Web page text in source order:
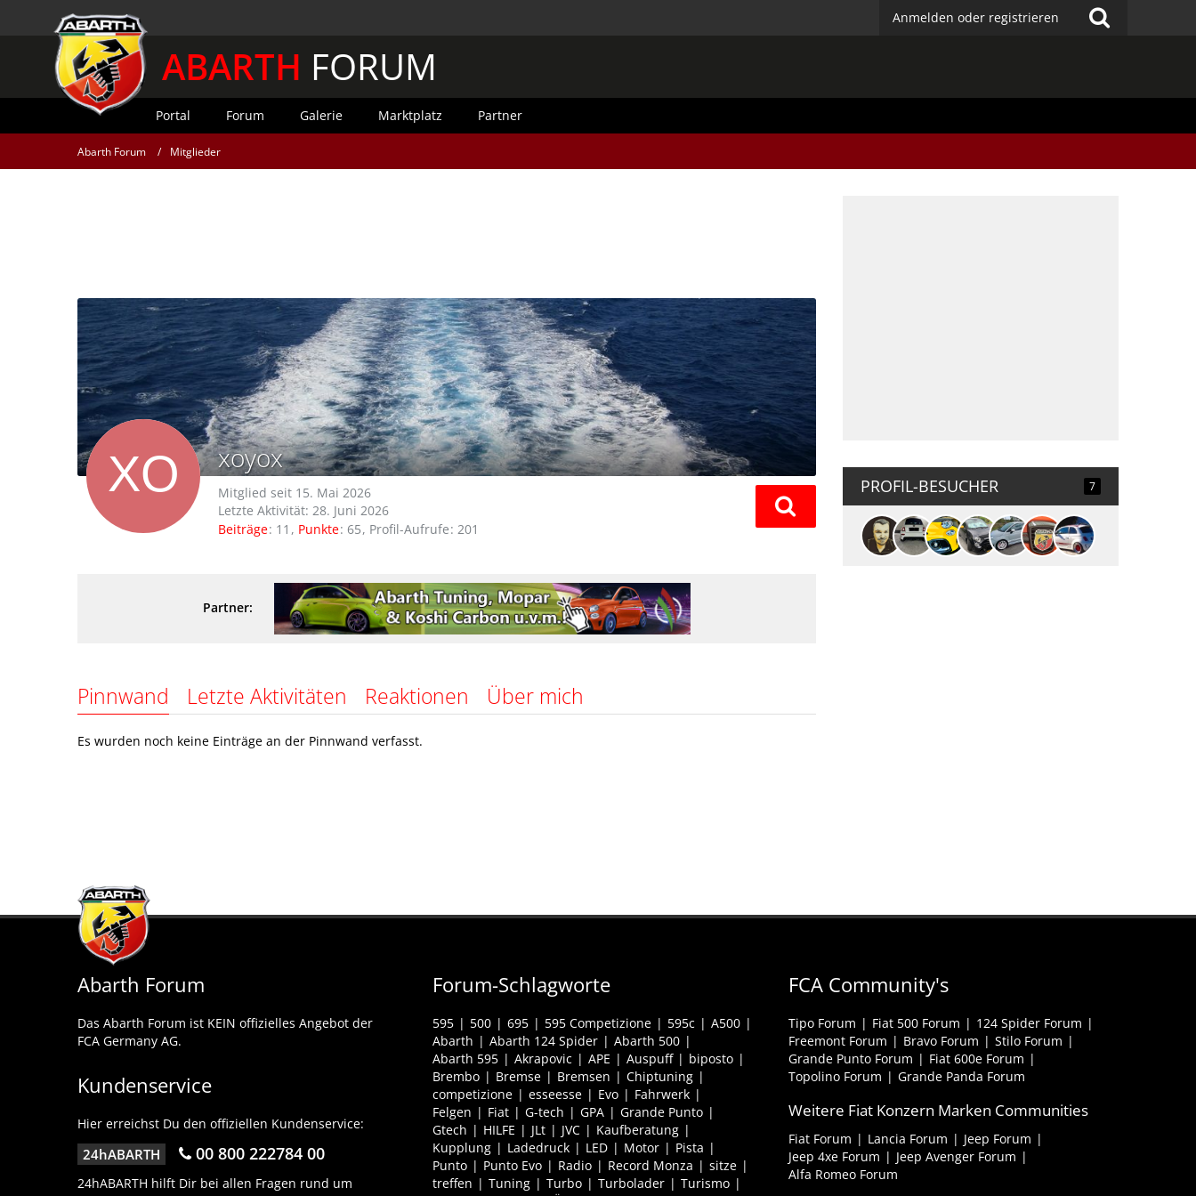
Anmelden oder registrieren
ABARTH FORUM
Portal Forum Galerie Marktplatz Partner
Abarth Forum Mitglieder
xoyox
Mitglied seit 15. Mai 2026
Letzte Aktivität:28. Juni 2026
Beiträge 11 Punkte 65 Profil-Aufrufe 201
Partner:
Pinnwand Letzte Aktivitäten Reaktionen Über mich
Es wurden noch keine Einträge an der Pinnwand verfasst.
PROFIL-BESUCHER 7
Abarth Forum
Das Abarth Forum ist KEIN offizielles Angebot der
FCA Germany AG.
Kundenservice
Hier erreichst Du den offiziellen Kundenservice:
24hABARTH 00 800 222784 00
24hABARTH hilft Dir bei allen Fragen rund um
Forum-Schlagworte
595 500 695 595 Competizione 595c
A500
Abarth
Abarth 124 Spider
Abarth 500
Abarth 595
Akrapovic APE Auspuff
biposto
Brembo
Bremse Bremsen
Chiptuning
competizione
esseesse Evo
Fahrwerk
Felgen
Fiat G-tech GPA
Grande Punto
Gtech
HILFE JLt JVC
Kaufberatung
Kupplung
Ladedruck LED Motor
Pista
Punto
Punto Evo Radio Record Monza
sitze
treffen
Tuning Turbo Turbolader
Turismo
FCA Community's
Tipo Forum Fiat 500 Forum
124 Spider Forum
Freemont Forum
Bravo Forum
Stilo Forum
Grande Punto Forum
Fiat 600e Forum
Topolino Forum
Grande Panda Forum
Weitere Fiat Konzern Marken Communities
Fiat Forum Lancia Forum
Jeep Forum
Jeep 4xe Forum
Jeep Avenger Forum
Alfa Romeo Forum